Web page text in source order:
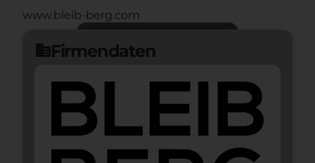
www.bleib-berg.com
domainFirmendaten